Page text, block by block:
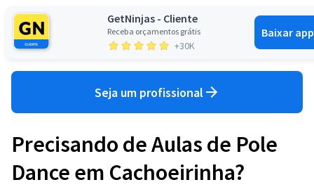
GetNinjas - Cliente
Receba orçamentos grátis
+30K
Baixar app
Seja um profissional
Precisando de Aulas de Pole
Dance em Cachoeirinha?